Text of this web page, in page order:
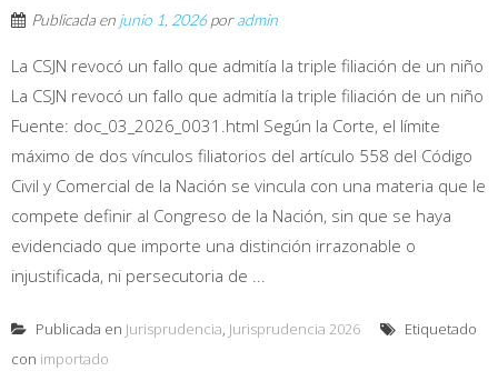
Publicada en junio 1, 2026poradmin
La CSJN revocó un fallo que admitía la triple filiación de un niño
La CSJN revocó un fallo que admitía la triple filiación de un niño
Fuente: doc_03_2026_0031.html Según la Corte, el límite
máximo de dos vínculos filiatorios del artículo 558 del Código
Civil y Comercial de la Nación se vincula con una materia que le
compete definir al Congreso de la Nación, sin que se haya
evidenciado que importe una distinción irrazonable o
injustificada, ni persecutoria de ...
Publicada en Jurisprudencia, Jurisprudencia 2026
Etiquetado
con importado